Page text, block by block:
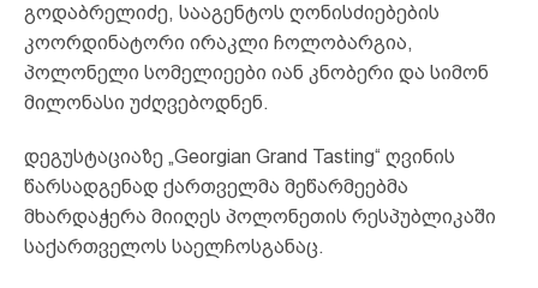
გოდაბრელიძე, სააგენტოს ღონისძიებების
კოორდინატორი ირაკლი ჩოლობარგია,
პოლონელი სომელიეები იან კნობერი და სიმონ
მილონასი უძღვებოდნენ.
დეგუსტაციაზე „Georgian Grand Tasting“ ღვინის
წარსადგენად ქართველმა მეწარმეებმა
მხარდაჭერა მიიღეს პოლონეთის რესპუბლიკაში
საქართველოს საელჩოსგანაც.